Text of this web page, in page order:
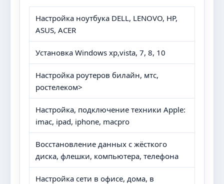
Настройка ноутбука DELL, LENOVO, HP,
ASUS, ACER
Установка Windows xp,vista, 7, 8, 10
Настройка роутеров билайн, мтс,
ростелеком>
Настройка, подключение техники Apple:
imac, ipad, iphone, macpro
Восстановление данных с жёсткого
диска, флешки, компьютера, телефона
Настройка сети в офисе, дома, в